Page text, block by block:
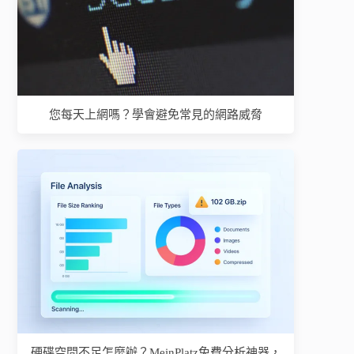
您每天上網嗎？學會避免常見的網路威脅